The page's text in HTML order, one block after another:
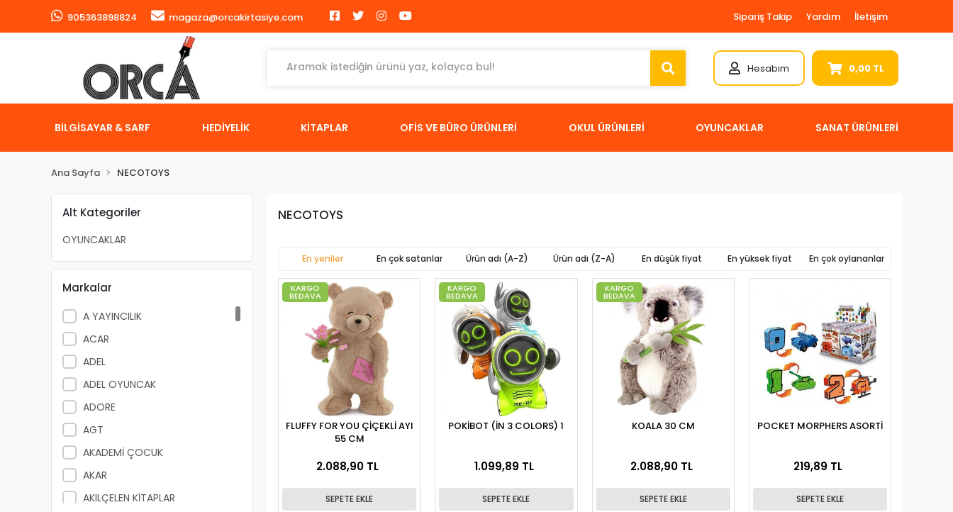
905363898824 magaza@orcakirtasiye.com Sipariş Takip Yardım İletişim
Hesabım 0,00 TL
BİLGİSAYAR & SARF HEDİYELİK KİTAPLAR OFİS VE BÜRO ÜRÜNLERİ OKUL ÜRÜNLERİ OYUNCAKLAR SANAT ÜRÜNLERİ
Ana Sayfa NECOTOYS
Alt Kategoriler
OYUNCAKLAR
Markalar
A YAYINCILIK
ACAR
ADEL
ADEL OYUNCAK
ADORE
AGT
AKADEMİ ÇOCUK
AKAR
AKILÇELEN KİTAPLAR
NECOTOYS
En yeniler En çok satanlar Ürün adı (A-Z) Ürün adı (Z-A) En düşük fiyat En yüksek fiyat En çok oylananlar
KARGO
BEDAVA
FLUFFY FOR YOU ÇİÇEKLİ AYI
55 CM
2.088,90 TL
SEPETE EKLE
KARGO
BEDAVA
POKİBOT (İN 3 COLORS) 1
1.099,89 TL
SEPETE EKLE
KARGO
BEDAVA
KOALA 30 CM
2.088,90 TL
SEPETE EKLE
POCKET MORPHERS ASORTİ
219,89 TL
SEPETE EKLE